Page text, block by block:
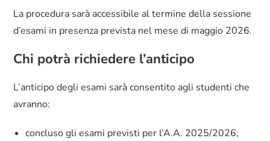
La procedura sarà accessibile al termine della sessione
d’esami in presenza prevista nel mese di maggio 2026.
Chi potrà richiedere l’anticipo
L’anticipo degli esami sarà consentito agli studenti che
avranno:
concluso gli esami previsti per l’A.A. 2025/2026;